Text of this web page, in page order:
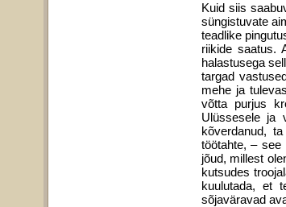
Kuid siis
süngistuvate
teadlike
riikide saatus.
halastusega
targad
mehe ja
võtta purjus
Ulüssesele ja
kõverdanud,
töötahte, –
jõud, millest
kutsudes
kuulutada, et
sõjaväravad